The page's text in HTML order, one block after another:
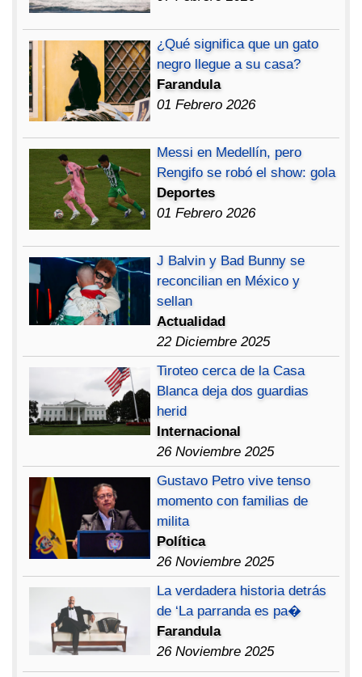
¿Qué significa que un gato
negro llegue a su casa?
Farandula
01 Febrero 2026
Messi en Medellín, pero
Rengifo se robó el show: gola
Deportes
01 Febrero 2026
J Balvin y Bad Bunny se
reconcilian en México y
sellan
Actualidad
22 Diciembre 2025
Tiroteo cerca de la Casa
Blanca deja dos guardias
herid
Internacional
26 Noviembre 2025
Gustavo Petro vive tenso
momento con familias de
milita
Política
26 Noviembre 2025
La verdadera historia detrás
de ‘La parranda es pa�
Farandula
26 Noviembre 2025